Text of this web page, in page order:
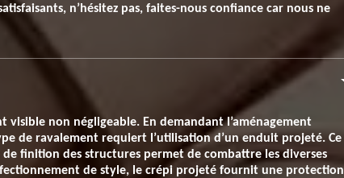
n’hésitez pas, faites-nous confiance car nous ne
non négligeable. En demandant l’aménagement
de ravalement requiert l’utilisation d’un enduit projeté. Ce
finition des structures permet de combattre les diverses
de style, le crépi projeté fournit une protection